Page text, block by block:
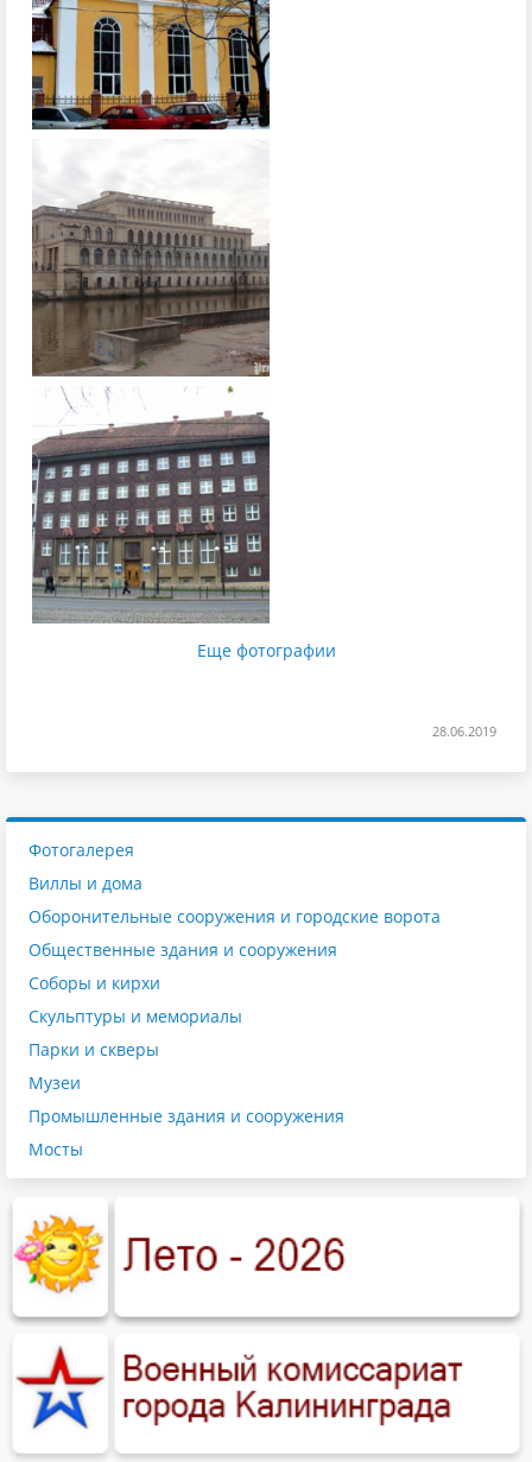
Еще фотографии
28.06.2019
Фотогалерея
Виллы и дома
Оборонительные сооружения и городские ворота
Общественные здания и сооружения
Соборы и кирхи
Скульптуры и мемориалы
Парки и скверы
Музеи
Промышленные здания и сооружения
Мосты